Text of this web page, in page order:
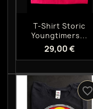
Aperçu rapide
T-Shirt Storic
Youngtimers...
29,00 €
favorite_border